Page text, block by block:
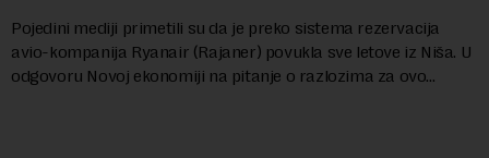
Pojedini mediji primetili su da je preko sistema rezervacija
avio-kompanija Ryanair (Rajaner) povukla sve letove iz Niša. U
odgovoru Novoj ekonomiji na pitanje o razlozima za ovo